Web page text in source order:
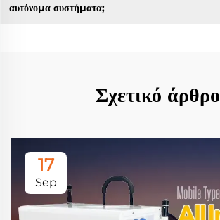
αυτόνομα συστήματα;
Σχετικό άρθρο
17
Sep